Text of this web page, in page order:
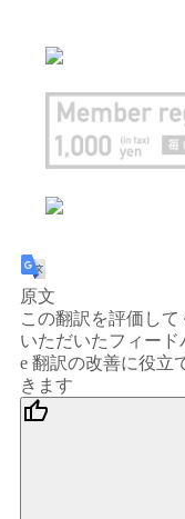
原文
この翻訳を評価して
いただいたフィード
e 翻訳の改善に役立
きます